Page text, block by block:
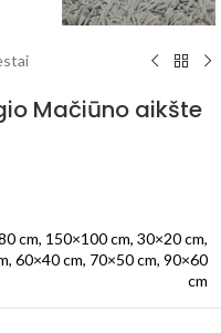
Mačiūno aikšte
cm, 150×100 cm, 30×20 cm,
, 60×40 cm, 70×50 cm, 90×60
cm